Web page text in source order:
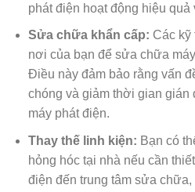
phát điện hoạt động hiệu quả
Sửa chữa khẩn cấp: Các kỹ
nơi của bạn để sửa chữa
Điều này đảm bảo rằng vấn
chóng và giảm thời gian gián
máy phát điện.
Thay thế linh kiện: Bạn có
hỏng hóc tại nhà nếu cần
điện đến trung tâm sửa